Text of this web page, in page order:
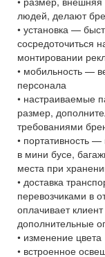
людей, делают
• установка —
сосредоточиться
монтировании
• мобильность —
персонала
• настраиваемые
размер,
требованиями
• портативность —
в мини бусе,
места при
• доставка
перевозчиками в
оплачивает клиент
дополнительные
• изменение цвета
• встроенное